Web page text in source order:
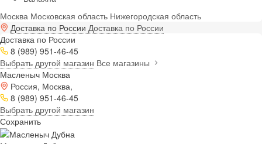
Москва Московская область Нижегородская область
Доставка по России Доставка по России
Доставка по России
8 (989) 951-46-45
Выбрать другой магазин Все магазины
Масленыч Москва
Россия, Москва,
8 (989) 951-46-45
Выбрать другой магазин
Сохранить